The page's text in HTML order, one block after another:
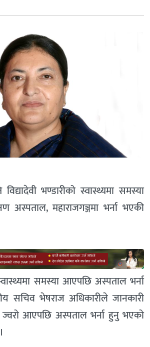
विद्यादेवी भण्डारीको स्वास्थ्यमा समस्या
अस्पताल, महाराजगञ्जमा भर्ना भएकी
समस्या आएपछि अस्पताल भर्ना
सचिव भेषराज अधिकारीले जानकारी
आएपछि अस्पताल भर्ना हुनु भएको